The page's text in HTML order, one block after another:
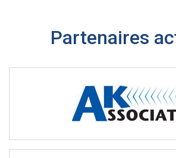
Partenaires
tout-en-un offrant un vaste choix de
d’urgence 9‑1‑1.
http://